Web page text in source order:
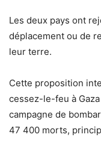
Les deux pays ont
déplacement ou de
leur terre.
Cette proposition
cessez-le-feu à
campagne de
47 400 morts,